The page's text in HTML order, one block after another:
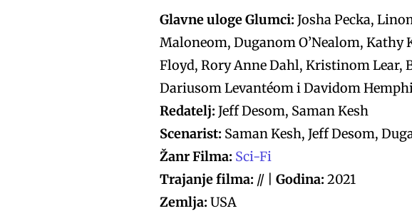
Glavne uloge Glumci: Josha Pecka,
Maloneom, Duganom O’Nealom,
Floyd, Rory Anne Dahl, Kristinom Lear,
Dariusom Levantéom i Davidom
Redatelj: Jeff Desom, Saman Kesh
Scenarist: Saman Kesh, Jeff Desom,
Žanr Filma: Sci-Fi
Trajanje filma: // |Godina: 2021
Zemlja: USA